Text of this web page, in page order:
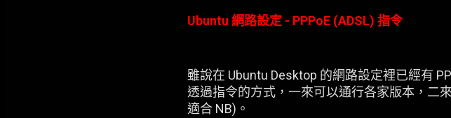
Ubuntu 網路設定 - PPPoE (ADSL) 指令
雖說在 Ubuntu Desktop 的網路設定裡已經有
透過指令的方式，一來可以通行各家版本，二
適合 NB)。